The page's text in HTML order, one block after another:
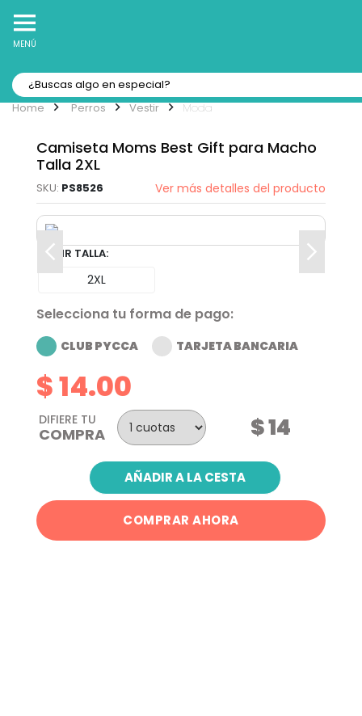
MENÚ
Perros Vestir Moda
Camiseta Moms Best Gift para Macho
Talla 2XL
PS8526 Ver más detalles del producto
TALLA
2XL
Selecciona tu forma de pago:
CLUB PYCCA TARJETA BANCARIA
$ 14.00
DIFIERE TU
COMPRA $ 14
AÑADIR A LA CESTA
COMPRAR